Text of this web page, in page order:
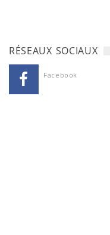
RÉSEAUX SOCIAUX
Facebook